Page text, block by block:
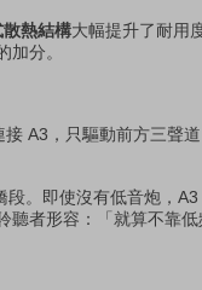
熱結構大幅提升了耐用
分。
接 A3，只驅動前方三聲
。即使沒有低音炮，A3
聽者形容：「就算不靠